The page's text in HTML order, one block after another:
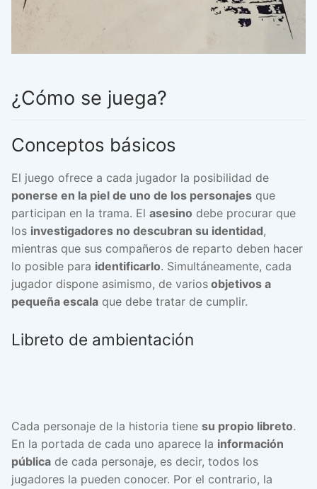
¿Cómo se juega?
Conceptos básicos
El juego ofrece a cada jugador la posibilidad de
ponerse en la piel de uno de los personajes que
participan en la trama. El asesino debe procurar que
los investigadores no descubran su identidad,
mientras que sus compañeros de reparto deben hacer
lo posible para identificarlo. Simultáneamente, cada
jugador dispone asimismo, de varios objetivos a
pequeña escala que debe tratar de cumplir.
Libreto de ambientación
Cada personaje de la historia tiene su propio libreto.
En la portada de cada uno aparece la información
pública de cada personaje, es decir, todos los
jugadores la pueden conocer. Por el contrario, la